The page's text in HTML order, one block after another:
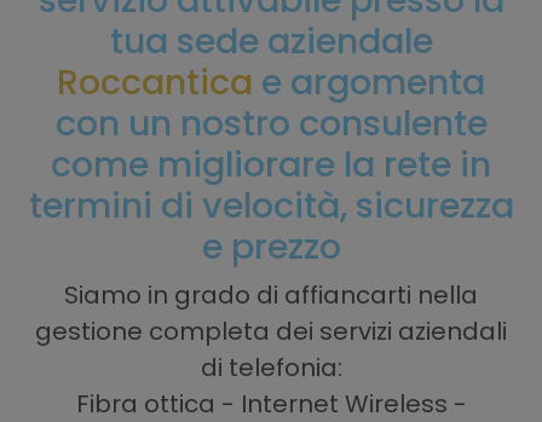
tua sede aziendale
Roccantica e argomenta
con un nostro consulente
come migliorare la rete in
termini di velocità, sicurezza
e prezzo
Siamo in grado di affiancarti nella
gestione completa dei servizi aziendali
di telefonia:
Fibra ottica - Internet Wireless -